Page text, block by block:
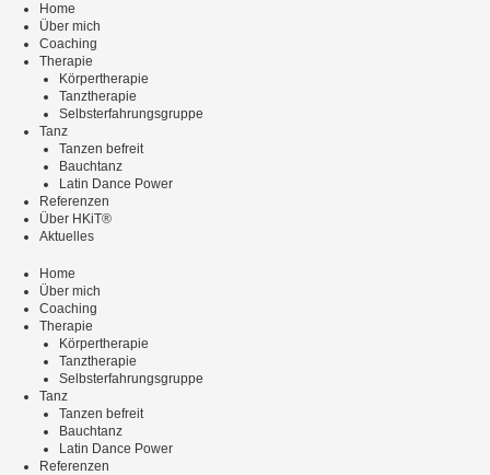
Zum
Inhalt
springen
Home
Über mich
Coaching
Therapie
Körpertherapie
Tanztherapie
Selbsterfahrungsgruppe
Tanz
Tanzen befreit
Bauchtanz
Latin Dance Power
Referenzen
Über HKiT®
Aktuelles
Home
Über mich
Coaching
Therapie
Körpertherapie
Tanztherapie
Selbsterfahrungsgruppe
Tanz
Tanzen befreit
Bauchtanz
Latin Dance Power
Referenzen